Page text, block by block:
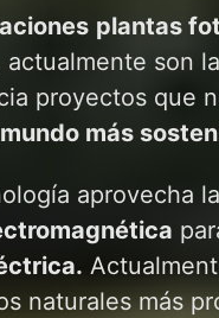
plantas
actualmente son
proyectos que
más
aprovecha la
naturales más